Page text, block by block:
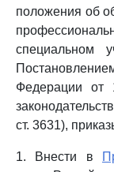
положения об
специальном
Федерации
ст. 3631),
1. Внести в